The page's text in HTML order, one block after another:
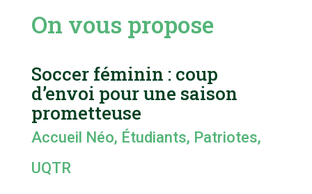
On vous propose
Soccer féminin : coup
d’envoi pour une saison
prometteuse
Accueil Néo, Étudiants, Patriotes,
UQTR